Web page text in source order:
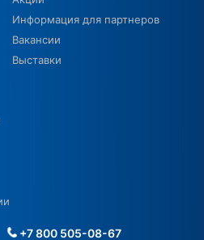
Информация для партнеров
Вакансии
Выставки
+7 800 505-08-67